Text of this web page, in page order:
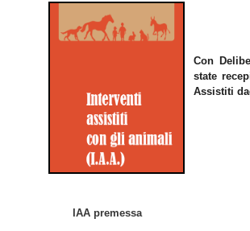
Con
state
Assistiti
IAA premessa